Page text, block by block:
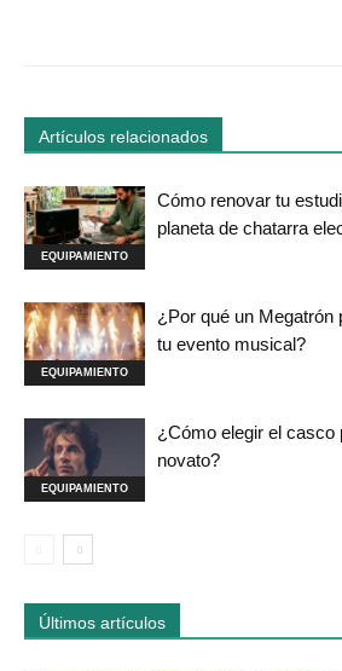
Artículos relacionados
EQUIPAMIENTO
Cómo renovar tu
planeta de chatarra
EQUIPAMIENTO
¿Por qué un Megatrón
tu evento musical?
EQUIPAMIENTO
¿Cómo elegir el casco
novato?
Últimos artículos